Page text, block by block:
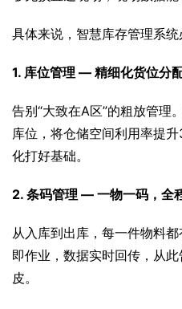
具体来说，智慧库存管理系
1. 库位管理 — 精细化货位分
告别“大致在A区”的粗放管理
库位，将仓储空间利用率提
化打好基础。
2. 条码管理 — 一物一码，全
从入库到出库，每一件物料
即作业，数据实时回传，从此
皮。